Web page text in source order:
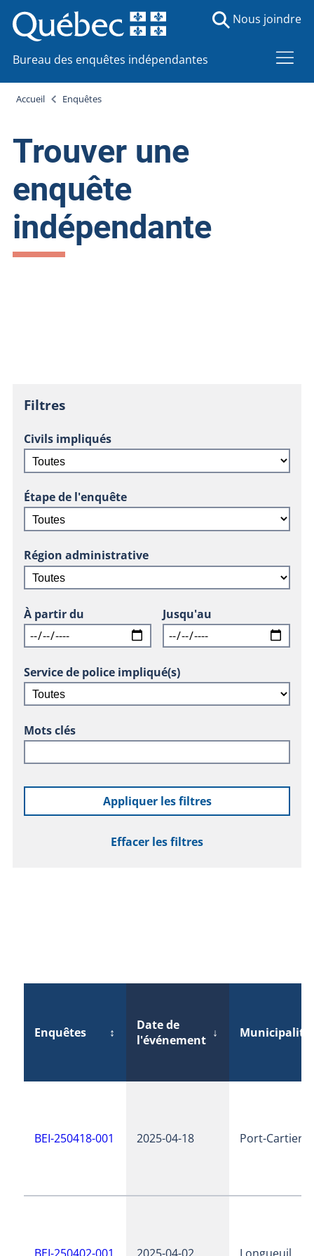
Bureau des enquêtes indépendantes
Nous joindre
Accueil Enquêtes
Trouver une
enquête
indépendante
Filtres
Civils impliqués
Étape de l'enquête
Région administrative
À partir du Jusqu'au
Service de police impliqué(s)
Mots clés
Appliquer les filtres
Effacer les filtres
Enquêtes ↕
Date de
l'événement ↓ Municipalité
BEI-250418-001 2025-04-18 Port-Cartier